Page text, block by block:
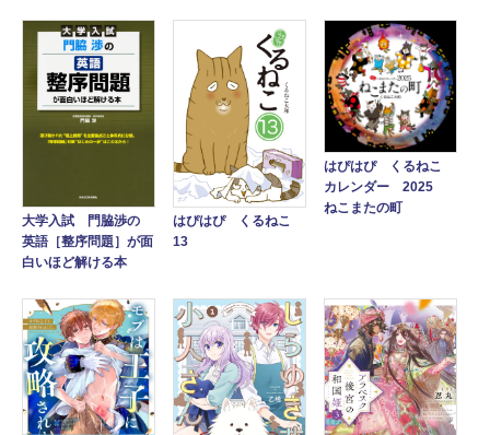
大学入試 門脇渉の
英語［整序問題］が面
白いほど解ける本
はぴはぴ くるねこ
13
はぴはぴ くるねこ
カレンダー 2025
ねこまたの町